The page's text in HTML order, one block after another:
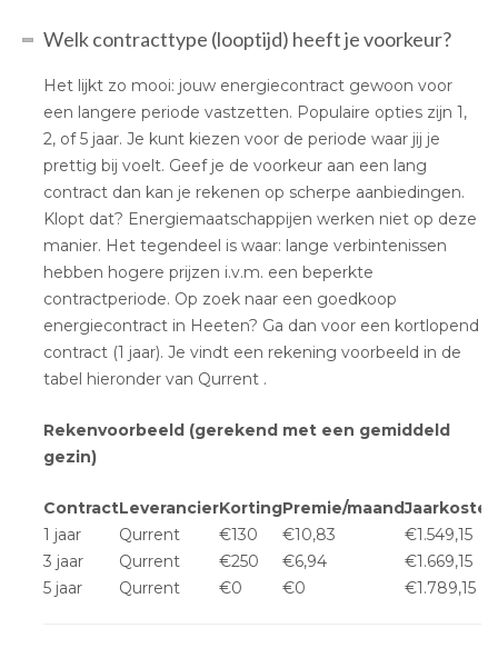
Welk contracttype (looptijd) heeft je voorkeur?
Het lijkt zo mooi: jouw energiecontract gewoon voor
een langere periode vastzetten. Populaire opties zijn 1,
2, of 5 jaar. Je kunt kiezen voor de periode waar jij je
prettig bij voelt. Geef je de voorkeur aan een lang
contract dan kan je rekenen op scherpe aanbiedingen.
Klopt dat? Energiemaatschappijen werken niet op deze
manier. Het tegendeel is waar: lange verbintenissen
hebben hogere prijzen i.v.m. een beperkte
contractperiode. Op zoek naar een goedkoop
energiecontract in Heeten? Ga dan voor een kortlopend
contract (1 jaar). Je vindt een rekening voorbeeld in de
tabel hieronder van Qurrent .
Rekenvoorbeeld (gerekend met een gemiddeld
gezin)
ContractLeverancierKortingPremie/maand
1 jaar
Qurrent €130 €10,83
€1.549,15
3 jaar
Qurrent €250 €6,94
€1.669,15
5 jaar
Qurrent €0 €0 €1.789,15